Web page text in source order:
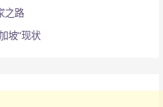
之路
坡”现状